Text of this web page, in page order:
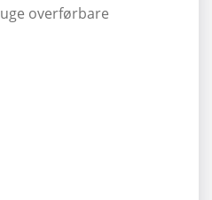
overførbare